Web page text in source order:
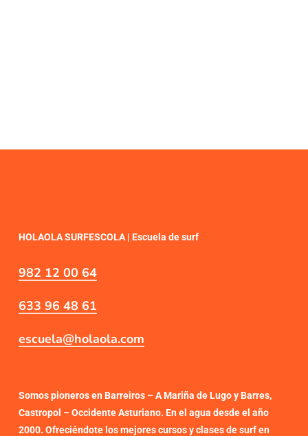
HOLAOLA SURFESCOLA | Escuela de surf
982 12 00 64
633 96 48 61
escuela@holaola.com
Somos pioneros en Barreiros – A Mariña de Lugo y Barres,
Castropol – Occidente Asturiano. En el agua desde el año
2000. Ofreciéndote los mejores cursos y clases de surf en